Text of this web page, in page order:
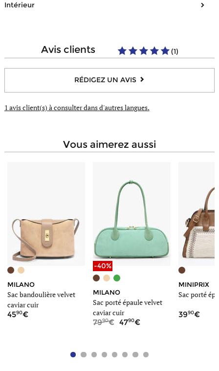
Type de portée
A l'épaule
Intérieur
Composition
Polyester
avis clients (1)
1 avis client(s) à consulter dans d'autres langues.
RÉDIGEZ UN AVIS
vous aimerez aussi
MILANO
Sac bandoulière velvet
caviar cuir
4590
-40%
MILANO
Sac porté épaule velvet
caviar cuir
7990 4790
MINIPRIX
Sac porté
3990